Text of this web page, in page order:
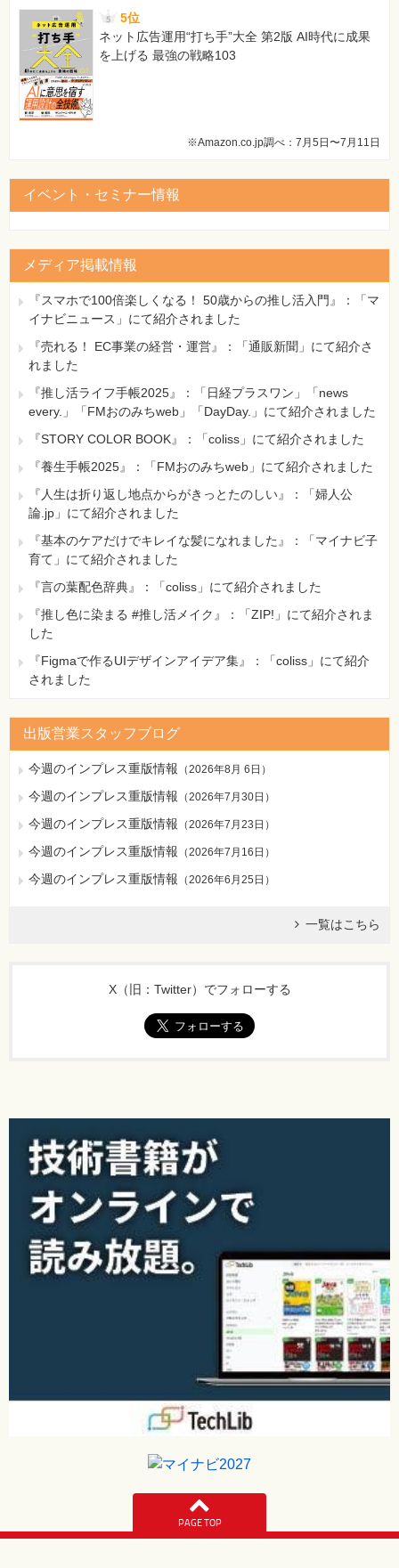
5位
ネット広告運用“打ち手”大全 第2版 AI時代に成果
を上げる 最強の戦略103
※Amazon.co.jp調べ：7月5日〜7月11日
イベント・セミナー情報
メディア掲載情報
『スマホで100倍楽しくなる！ 50歳からの推し活入門』：「マ
イナビニュース」にて紹介されました
『売れる！ EC事業の経営・運営』：「通販新聞」にて紹介さ
れました
『推し活ライフ手帳2025』：「日経プラスワン」「news
every.」「FMおのみちweb」「DayDay.」にて紹介されました
『STORY COLOR BOOK』：「coliss」にて紹介されました
『養生手帳2025』：「FMおのみちweb」にて紹介されました
『人生は折り返し地点からがきっとたのしい』：「婦人公
論.jp」にて紹介されました
『基本のケアだけでキレイな髪になれました』：「マイナビ子
育て」にて紹介されました
『言の葉配色辞典』：「coliss」にて紹介されました
『推し色に染まる #推し活メイク』：「ZIP!」にて紹介されま
した
『Figmaで作るUIデザインアイデア集』：「coliss」にて紹介
されました
出版営業スタッフブログ
今週のインプレス重版情報 （2026年8月 6日 ）
今週のインプレス重版情報 （2026年7月30日 ）
今週のインプレス重版情報 （2026年7月23日 ）
今週のインプレス重版情報 （2026年7月16日 ）
今週のインプレス重版情報 （2026年6月25日 ）
一覧はこちら
X（旧：Twitter）でフォローする
PAGE TOP